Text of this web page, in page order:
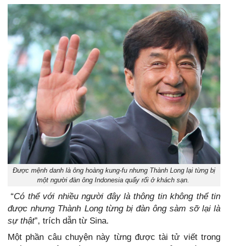
Được mệnh danh là ông hoàng kung-fu nhưng Thành Long lại từng bị
một người đàn ông Indonesia quấy rối ở khách sạn.
“Có thể với nhiều người đây là thông tin không thể tin
được nhưng Thành Long từng bị đàn ông sàm sỡ lại là
sự thật”, trích dẫn từ Sina.
Một phần câu chuyện này từng được tài tử viết trong